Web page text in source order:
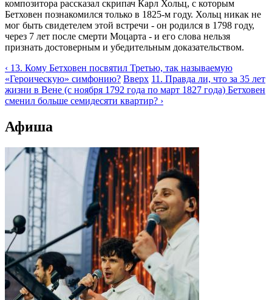
композитора рассказал скрипач Карл Хольц, с которым
Бетховен познакомился только в 1825-м году. Хольц никак не
мог быть свидетелем этой встречи - он родился в 1798 году,
через 7 лет после смерти Моцарта - и его слова нельзя
признать достоверным и убедительным доказательством.
‹ 13. Кому Бетховен посвятил Третью, так называемую
«Героическую» симфонию? Вверх 11. Правда ли, что за 35 лет
жизни в Вене (с ноября 1792 года по март 1827 года) Бетховен
сменил больше семидесяти квартир? ›
Афиша